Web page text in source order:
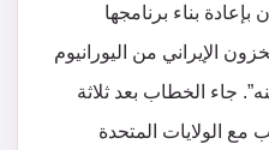
بإعادة بناء برنامجها
الإيراني من اليورانيوم
جاء الخطاب بعد ثلاثة
الولايات المتحدة